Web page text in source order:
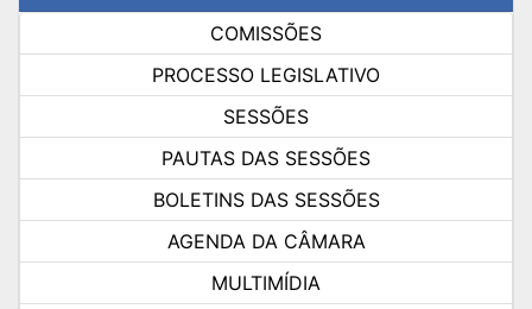
COMISSÕES
PROCESSO LEGISLATIVO
SESSÕES
PAUTAS DAS SESSÕES
BOLETINS DAS SESSÕES
AGENDA DA CÂMARA
MULTIMÍDIA